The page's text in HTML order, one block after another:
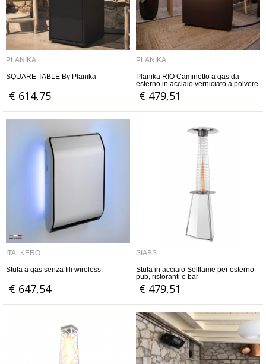
PLANIKA
SQUARE TABLE By Planika
€ 614,75
PLANIKA
Planika RIO Caminetto a gas da
esterno in acciaio verniciato a polvere
€ 479,51
ITALKERO
Stufa a gas senza fili wireless.
€ 647,54
SIABS
Stufa in acciaio Solflame per esterno
pub, ristoranti e bar
€ 479,51